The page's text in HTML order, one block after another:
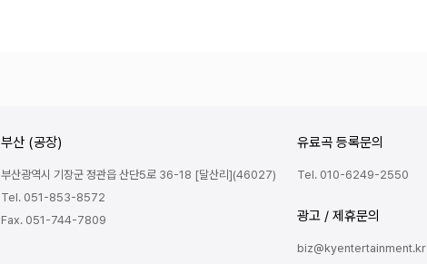
부산 (공장)
부산광역시 기장군 정관읍 산단5로 36-18 [달산리](46027)
Tel. 051-853-8572
Fax. 051-744-7809
유료곡 등록문의
Tel. 010-6249-2550
광고 / 제휴문의
biz@kyentertainment.kr